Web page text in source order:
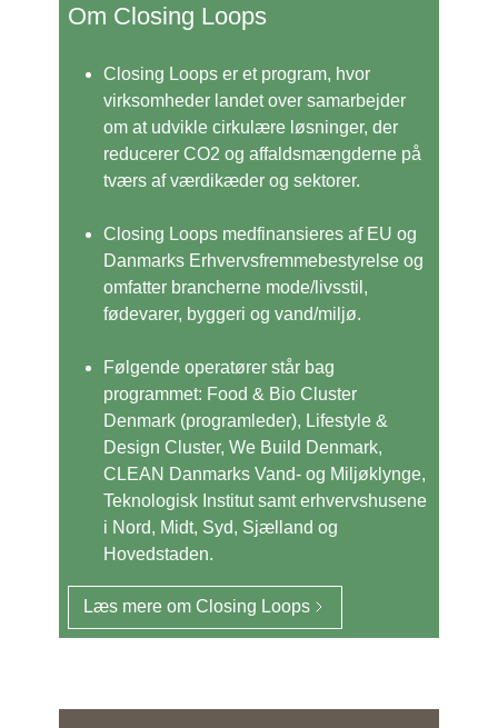
Om Closing Loops
Closing Loops er et program, hvor
virksomheder landet over samarbejder
om at udvikle cirkulære løsninger, der
reducerer CO2 og affaldsmængderne på
tværs af værdikæder og sektorer.
Closing Loops medfinansieres af EU og
Danmarks Erhvervsfremmebestyrelse og
omfatter brancherne mode/livsstil,
fødevarer, byggeri og vand/miljø.
Følgende operatører står bag
programmet: Food & Bio Cluster
Denmark (programleder), Lifestyle &
Design Cluster, We Build Denmark,
CLEAN Danmarks Vand- og Miljøklynge,
Teknologisk Institut samt erhvervshusene
i Nord, Midt, Syd, Sjælland og
Hovedstaden.
Læs mere om Closing Loops